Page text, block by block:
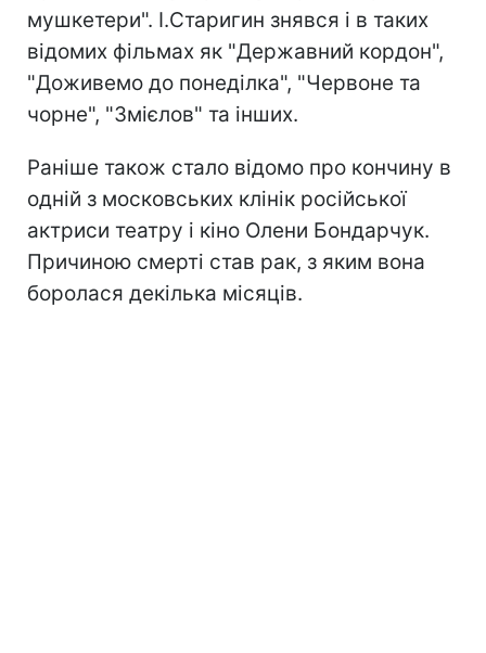
мушкетери". І.Старигин знявся і в таких
відомих фільмах як "Державний кордон",
"Доживемо до понеділка", "Червоне та
чорне", "Змієлов" та інших.
Раніше також стало відомо про кончину в
одній з московських клінік російської
актриси театру і кіно Олени Бондарчук.
Причиною смерті став рак, з яким вона
боролася декілька місяців.